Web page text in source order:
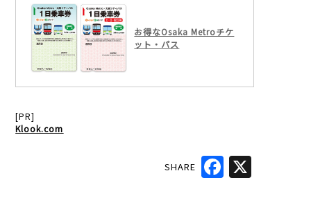
お得なOsaka Metroチケ
ット・パス
[PR]
Klook.com
SHARE